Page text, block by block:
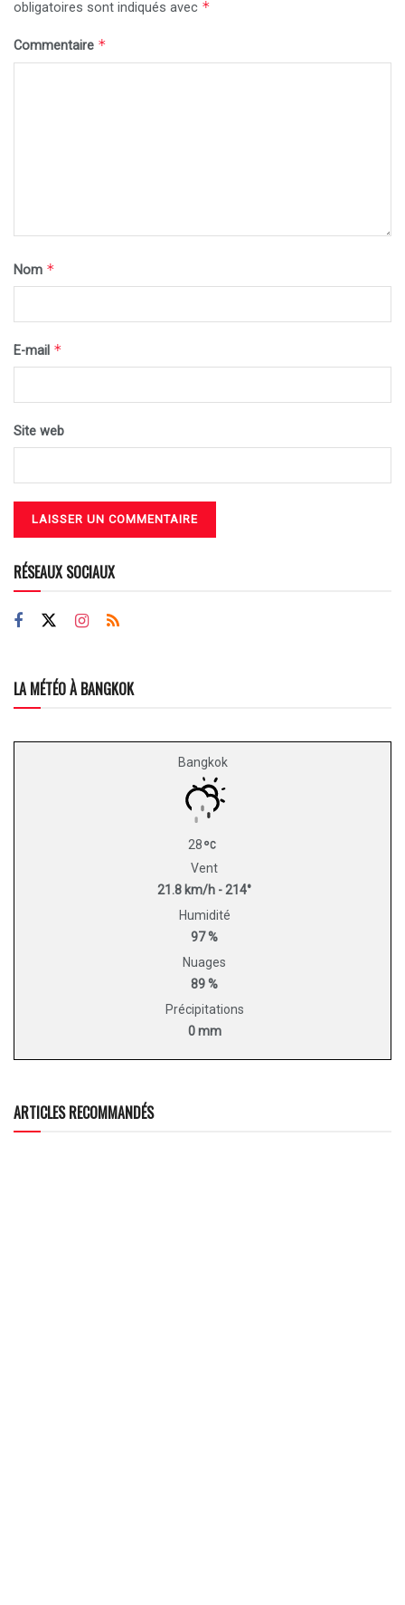
obligatoires sont indiqués avec *
Commentaire *
Nom *
E-mail *
Site web
RÉSEAUX SOCIAUX
LA MÉTÉO À BANGKOK
Bangkok
28
Vent
21.8 km/h - 214°
Humidité
97 %
Nuages
89 %
Précipitations
0 mm
ARTICLES RECOMMANDÉS